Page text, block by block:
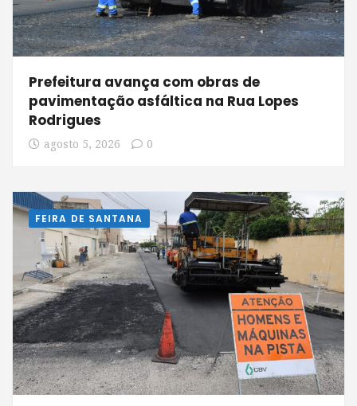
Prefeitura avança com obras de
pavimentação asfáltica na Rua Lopes
Rodrigues
agosto 5, 2026 0
FEIRA DE SANTANA